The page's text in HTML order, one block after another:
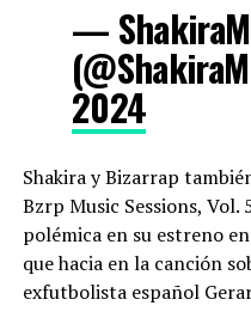
—
2024
Shakira y Bizarrap
Bzrp Music Sessions, Vol.
polémica en su estreno
que hacia en la canción
exfutbolista español